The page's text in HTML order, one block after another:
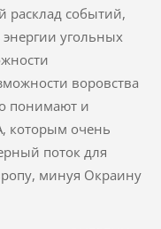
расклад событий,
угольных
воровства
понимают и
которым очень
поток для
минуя Окраину